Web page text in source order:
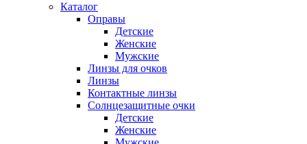
Каталог
Оправы
Детские
Женские
Мужские
Линзы для очков
Линзы
Контактные линзы
Солнцезащитные очки
Детские
Женские